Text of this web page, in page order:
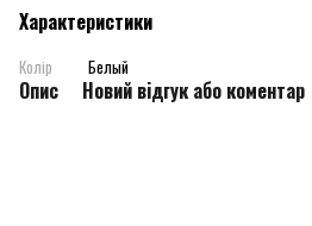
Характеристики
Колір Белый
Опис Новий відгук або коментар